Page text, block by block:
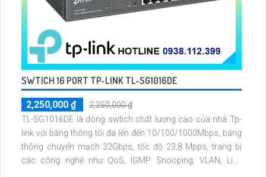
SWTICH 16 PORT TP-LINK TL-SG1016DE
2,250,000 ₫
2,250,000 ₫
TL-SG1016DE là dòng swtich chất lượng cao của nhà Tp-
link với băng thông tối đa lên đến 10/100/1000Mbps, băng
thông chuyển mạch 32Gbps, tốc độ 23,8 Mpps, trang bị
các công nghệ như QoS, IGMP Snooping, VLAN, Link